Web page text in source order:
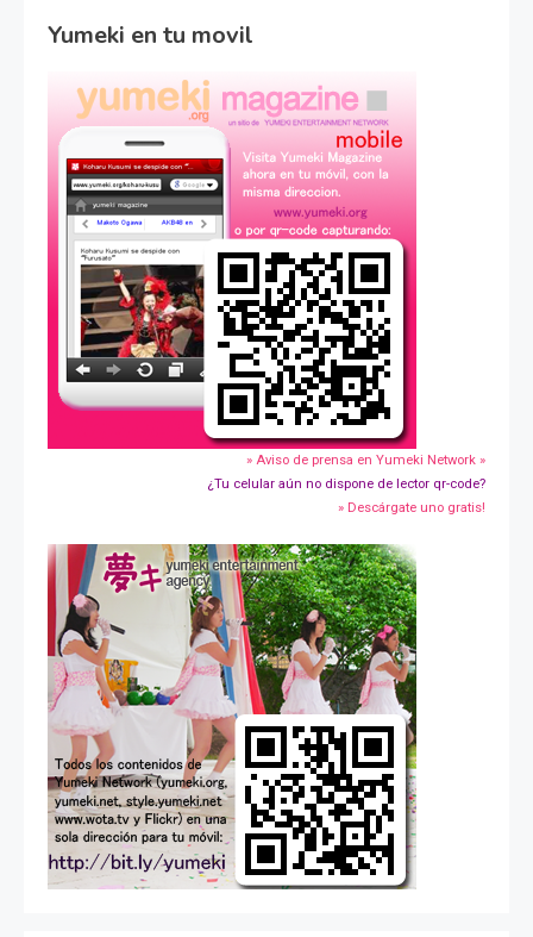
Yumeki en tu movil
» Aviso de prensa en Yumeki Network »
¿Tu celular aún no dispone de lector qr-code?
» Descárgate uno gratis!